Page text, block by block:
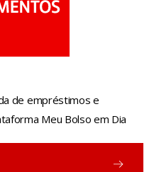
de empréstimos e
Meu Bolso em Dia